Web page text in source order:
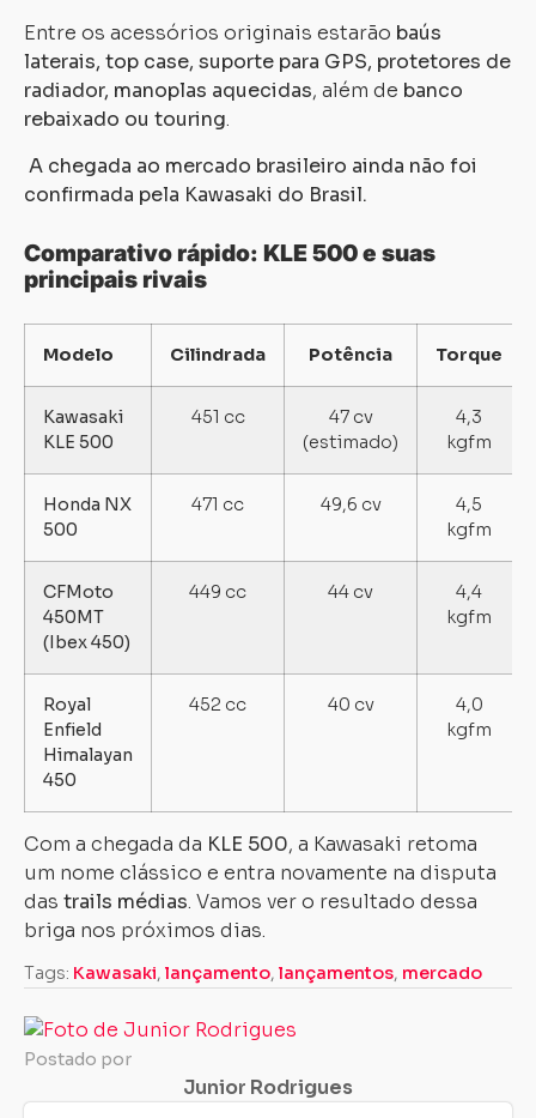
Entre os acessórios originais estarão baús
laterais, top case, suporte para GPS, protetores de
radiador, manoplas aquecidas, além de banco
rebaixado ou touring.
A chegada ao mercado brasileiro ainda não foi
confirmada pela Kawasaki do Brasil.
Comparativo rápido: KLE 500 e suas
principais rivais
Modelo Cilindrada Potência Torque
Kawasaki
KLE 500
451 cc
47 cv
(estimado)
4,3
kgfm
Honda NX
500
471 cc 49,6 cv
4,5
kgfm
CFMoto
450MT
(Ibex 450)
449 cc 44 cv
4,4
kgfm
Royal
Enfield
Himalayan
450
452 cc 40 cv
4,0
kgfm
Com a chegada da KLE 500, a Kawasaki retoma
um nome clássico e entra novamente na disputa
das trails médias. Vamos ver o resultado dessa
briga nos próximos dias.
Tags: Kawasaki, lançamento, lançamentos, mercado
Postado por
Junior Rodrigues